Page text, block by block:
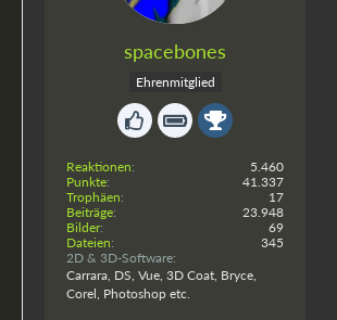
spacebones
Ehrenmitglied
Reaktionen
5.460
Punkte
41.337
Trophäen
17
Beiträge
23.948
Bilder
69
Dateien
345
2D & 3D-Software
Carrara, DS, Vue, 3D Coat, Bryce,
Corel, Photoshop etc.